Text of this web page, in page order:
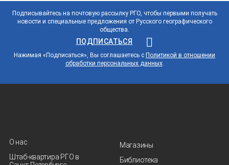
Подписывайтесь на почтовую рассылку РГО, чтобы первыми получать
новости и специальные предложения от Русского географического
общества.
ПОДПИСАТЬСЯ
Нажимая «Подписаться», Вы соглашаетесь с Политикой в отношении
обработки персональных данных.
О нас
Штаб-квартира РГО в
Магазины
Библиотека